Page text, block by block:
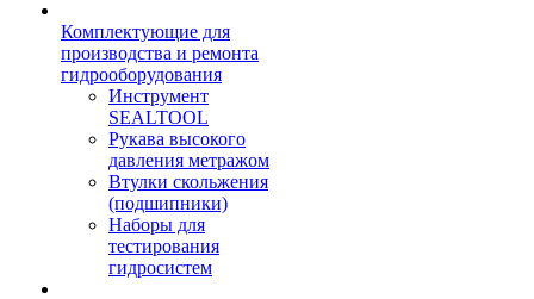
Комплектующие для
производства и ремонта
гидрооборудования
Инструмент
SEALTOOL
Рукава высокого
давления метражом
Втулки скольжения
(подшипники)
Наборы для
тестирования
гидросистем